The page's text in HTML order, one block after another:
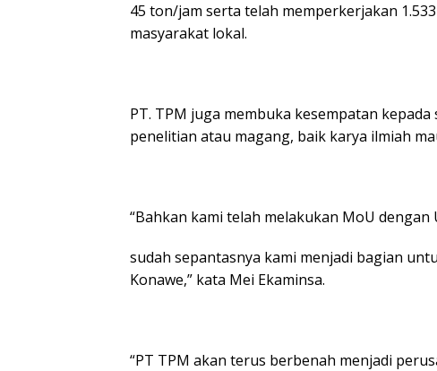
45 ton/jam serta telah memperkerjakan
masyarakat lokal.
PT. TPM juga membuka kesempatan
penelitian atau magang, baik karya ilmiah
“Bahkan kami telah melakukan MoU dengan
sudah sepantasnya kami menjadi bagian
Konawe,” kata Mei Ekaminsa.
“PT TPM akan terus berbenah menjadi